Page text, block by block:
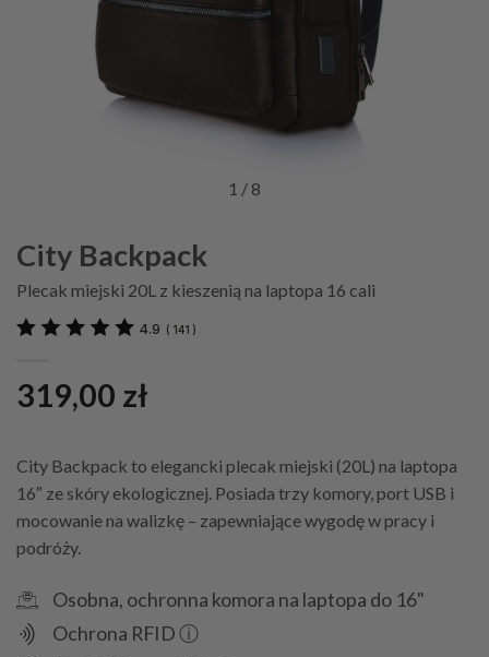
1 / 8
City Backpack
Plecak miejski 20L z kieszenią na laptopa 16 cali
4.9 ( 141 )
319,00 zł
City Backpack to elegancki plecak miejski (20L) na laptopa
16″ ze skóry ekologicznej. Posiada trzy komory, port USB i
mocowanie na walizkę – zapewniające wygodę w pracy i
podróży.
Osobna, ochronna komora na laptopa do 16"
Ochrona RFID ⓘ